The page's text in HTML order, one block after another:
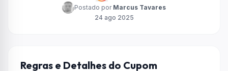
Postado por Marcus Tavares
24 ago 2025
Regras e Detalhes do Cupom